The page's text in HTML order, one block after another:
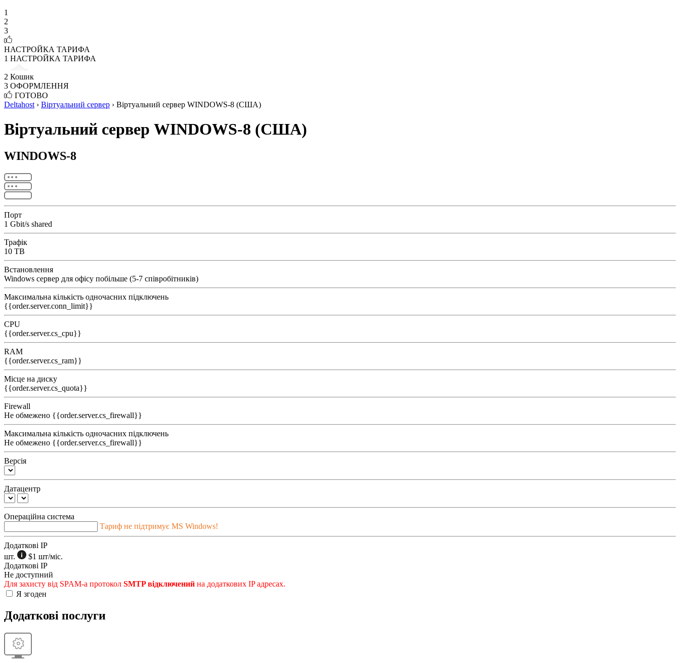
1
2
3
НАСТРОЙКА ТАРИФА
1 НАСТРОЙКА ТАРИФА
2 Кошик
3 ОФОРМЛЕННЯ
ГОТОВО
Deltahost › Віртуальний сервер › Віртуальний сервер WINDOWS-8 (США)
Віртуальний сервер WINDOWS-8 (США)
WINDOWS-8
Порт
1 Gbit/s shared
Трафік
10 TB
Встановлення
Windows cервер для офісу побільше (5-7 співробітників)
Максимальна кількість одночасних підключень
{{order.server.conn_limit}}
CPU
{{order.server.cs_cpu}}
RAM
{{order.server.cs_ram}}
Місце на диску
{{order.server.cs_quota}}
Firewall
Не обмежено {{order.server.cs_firewall}}
Максимальна кількість одночасних підключень
Не обмежено {{order.server.cs_firewall}}
Версія
Датацентр
Операційна система
Тариф не підтримує MS Windows!
Додаткові IP
шт.
$1 шт/міс.
Додаткові IP
Не доступний
Для захисту від SPAM-а протокол SMTP відключений на додаткових IP адресах.
Я згоден
Додаткові послуги